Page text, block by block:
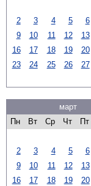
2
3 4 5 6
9
10 11 12 13
16
17 18 19 20
23
24 25 26 27
март
Пн
Вт Ср Чт Пт
2
3 4 5 6
9
10 11 12 13
16
17 18 19 20